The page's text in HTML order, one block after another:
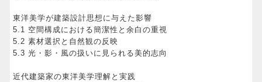
東洋美学が建築設計思想に与えた影響
5.1 空間構成における簡潔性と余白の重視
5.2 素材選択と自然観の反映
5.3 光・影・風の扱いに見られる美的志向
近代建築家の東洋美学理解と実践